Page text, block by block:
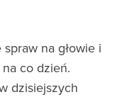
na głowie i
co dzień.
dzisiejszych